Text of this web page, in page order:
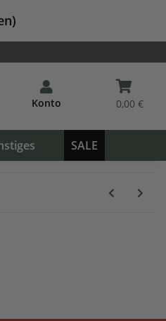
Konto 0,00 €
SALE